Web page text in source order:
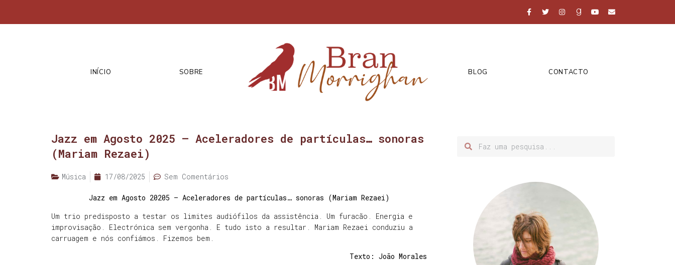
INÍCIO SOBRE BLOG CONTACTO
Jazz em Agosto 2025 – Aceleradores de partículas… sonoras
(Mariam Rezaei)
Música 17/08/2025 Sem Comentários
Jazz em Agosto 20205 – Aceleradores de partículas… sonoras (Mariam Rezaei)
Um trio predisposto a testar os limites audiófilos da assistência. Um furacão. Energia e
improvisação. Electrónica sem vergonha. E tudo isto a resultar. Mariam Rezaei conduziu a
carruagem e nós confiámos. Fizemos bem.
Texto: João Morales